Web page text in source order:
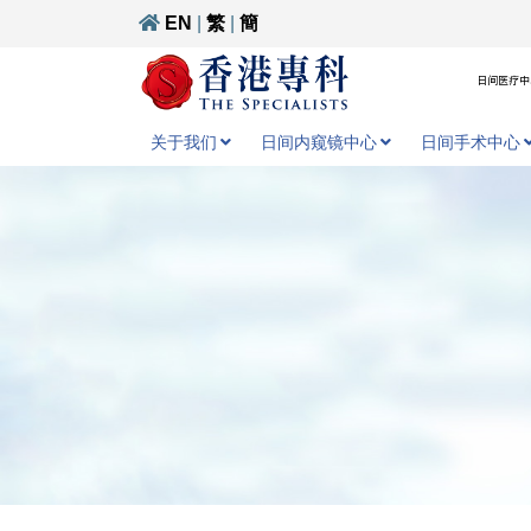
EN 繁 簡
日间医疗
关于我们 日间内窥镜中心 日间手术中心